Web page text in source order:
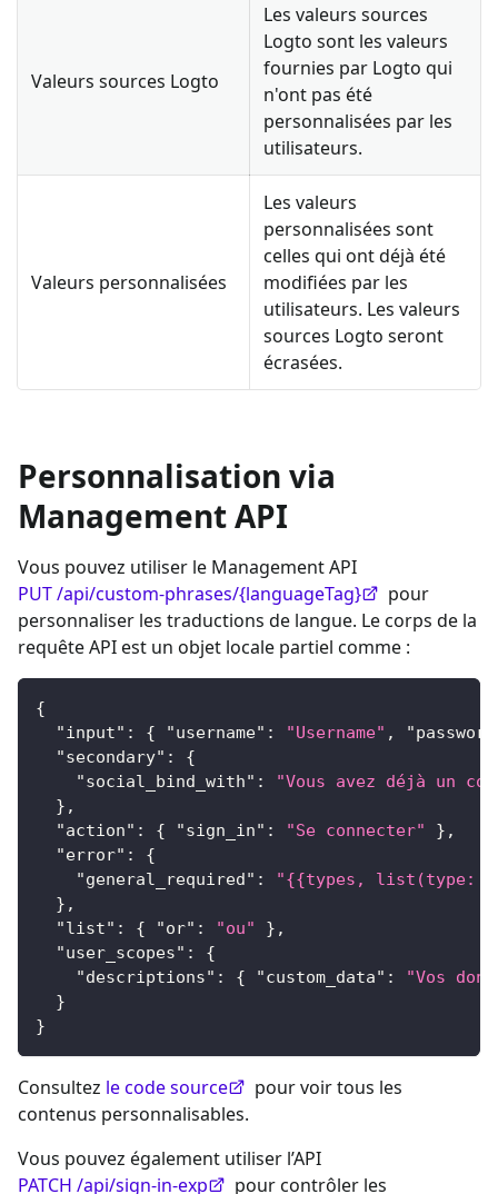
Valeurs sources Logto
Les valeurs sources
Logto sont les valeurs
fournies par Logto qui
n'ont pas été
personnalisées par les
utilisateurs.
Valeurs personnalisées
Les valeurs
personnalisées sont
celles qui ont déjà été
modifiées par les
utilisateurs. Les valeurs
sources Logto seront
écrasées.
Personnalisation via
Management API
Vous pouvez utiliser le Management API
PUT /api/custom-phrases/{languageTag}
pour
personnaliser les traductions de langue. Le corps de la
requête API est un objet locale partiel comme :
{
"input" : { "username" : "Username" ,
"secondary" :
{
"social_bind_with" :
"Vous avez déjà un
} ,
"action" : { "sign_in" : "Se connecter" } ,
"error" :
{
"general_required" :
"{{types, list(type:
} ,
"list" : { "or" : "ou" } ,
"user_scopes" :
{
"descriptions" : { "custom_data" :
"Vos
}
}
Consultez le code source
pour voir tous les
contenus personnalisables.
Vous pouvez également utiliser l’API
PATCH /api/sign-in-exp
pour contrôler les